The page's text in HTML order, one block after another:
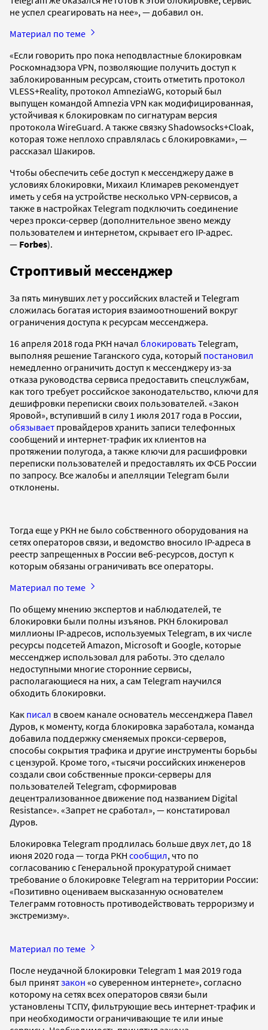
не успел среагировать на нее», — добавил он.
Материал по теме
«Если говорить про пока неподвластные блокировкам
Роскомнадзора VPN, позволяющие получить доступ к
заблокированным ресурсам, стоить отметить протокол
VLESS+Reality, протокол AmneziaWG, который был
выпущен командой Amnezia VPN как модифицированная,
устойчивая к блокировкам по сигнатурам версия
протокола WireGuard. А также связку Shadowsocks+Cloak,
которая тоже неплохо справлялась с блокировками», —
рассказал Шакиров.
Чтобы обеспечить себе доступ к мессенджеру даже в
условиях блокировки, Михаил Климарев рекомендует
иметь у себя на устройстве несколько VPN-сервисов, а
также в настройках Telegram подключить соединение
через прокси-сервер (дополнительное звено между
пользователем и интернетом, скрывает его IP-адрес.
— Forbes).
Строптивый мессенджер
За пять минувших лет у российских властей и Telegram
сложилась богатая история взаимоотношений вокруг
ограничения доступа к ресурсам мессенджера.
16 апреля 2018 года РКН начал блокироватьTelegram,
выполняя решение Таганского суда, который постановил
немедленно ограничить доступ к мессенджеру из-за
отказа руководства сервиса предоставить спецслужбам,
как того требует российское законодательство, ключи для
дешифровки переписки своих пользователей. «Закон
Яровой», вступивший в силу 1 июля 2017 года в России,
обязывает провайдеров хранить записи телефонных
сообщений и интернет-трафик их клиентов на
протяжении полугода, а также ключи для расшифровки
переписки пользователей и предоставлять их ФСБ России
по запросу. Все жалобы и апелляции Telegram были
отклонены.
Тогда еще у РКН не было собственного оборудования на
сетях операторов связи, и ведомство вносило IP-адреса в
реестр запрещенных в России веб-ресурсов, доступ к
которым обязаны ограничивать все операторы.
Материал по теме
По общему мнению экспертов и наблюдателей, те
блокировки были полны изъянов. РКН блокировал
миллионы IP-адресов, используемых Telegram, в их числе
ресурсы подсетей Amazon, Microsoft и Google, которые
мессенджер использовал для работы. Это сделало
недоступными многие сторонние сервисы,
располагающиеся на них, а сам Telegram научился
обходить блокировки.
Как писал в своем канале основатель мессенджера Павел
Дуров, к моменту, когда блокировка заработала, команда
добавила поддержку сменяемых прокси-серверов,
способы сокрытия трафика и другие инструменты борьбы
с цензурой. Кроме того, «тысячи российских инженеров
создали свои собственные прокси-серверы для
пользователей Telegram, сформировав
децентрализованное движение под названием Digital
Resistance». «Запрет не сработал», — констатировал
Дуров.
Блокировка Telegram продлилась больше двух лет, до 18
июня 2020 года — тогда РКН сообщил, что по
согласованию с Генеральной прокуратурой снимает
требование о блокировке Telegram на территории России:
«Позитивно оцениваем высказанную основателем
Телеграмм готовность противодействовать терроризму и
экстремизму».
Материал по теме
После неудачной блокировки Telegram 1 мая 2019 года
был принятзакон «о суверенном интернете», согласно
которому на сетях всех операторов связи были
установлены ТСПУ, фильтрующие весь интернет-трафик и
при необходимости ограничивающие те или иные